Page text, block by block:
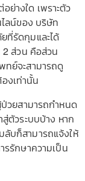
ย่างใด เพราะตัว
ลน์ของ บริษัท
ที่รัดกุมและได้
2 ส่วน คือส่วน
ย์จะสามารถดู
งเท่านั้น
วยสามารถกำหนด
สู่ตัวระบบบ้าง หาก
บก็สามารถแจ้งให้
รรักษาความเป็น